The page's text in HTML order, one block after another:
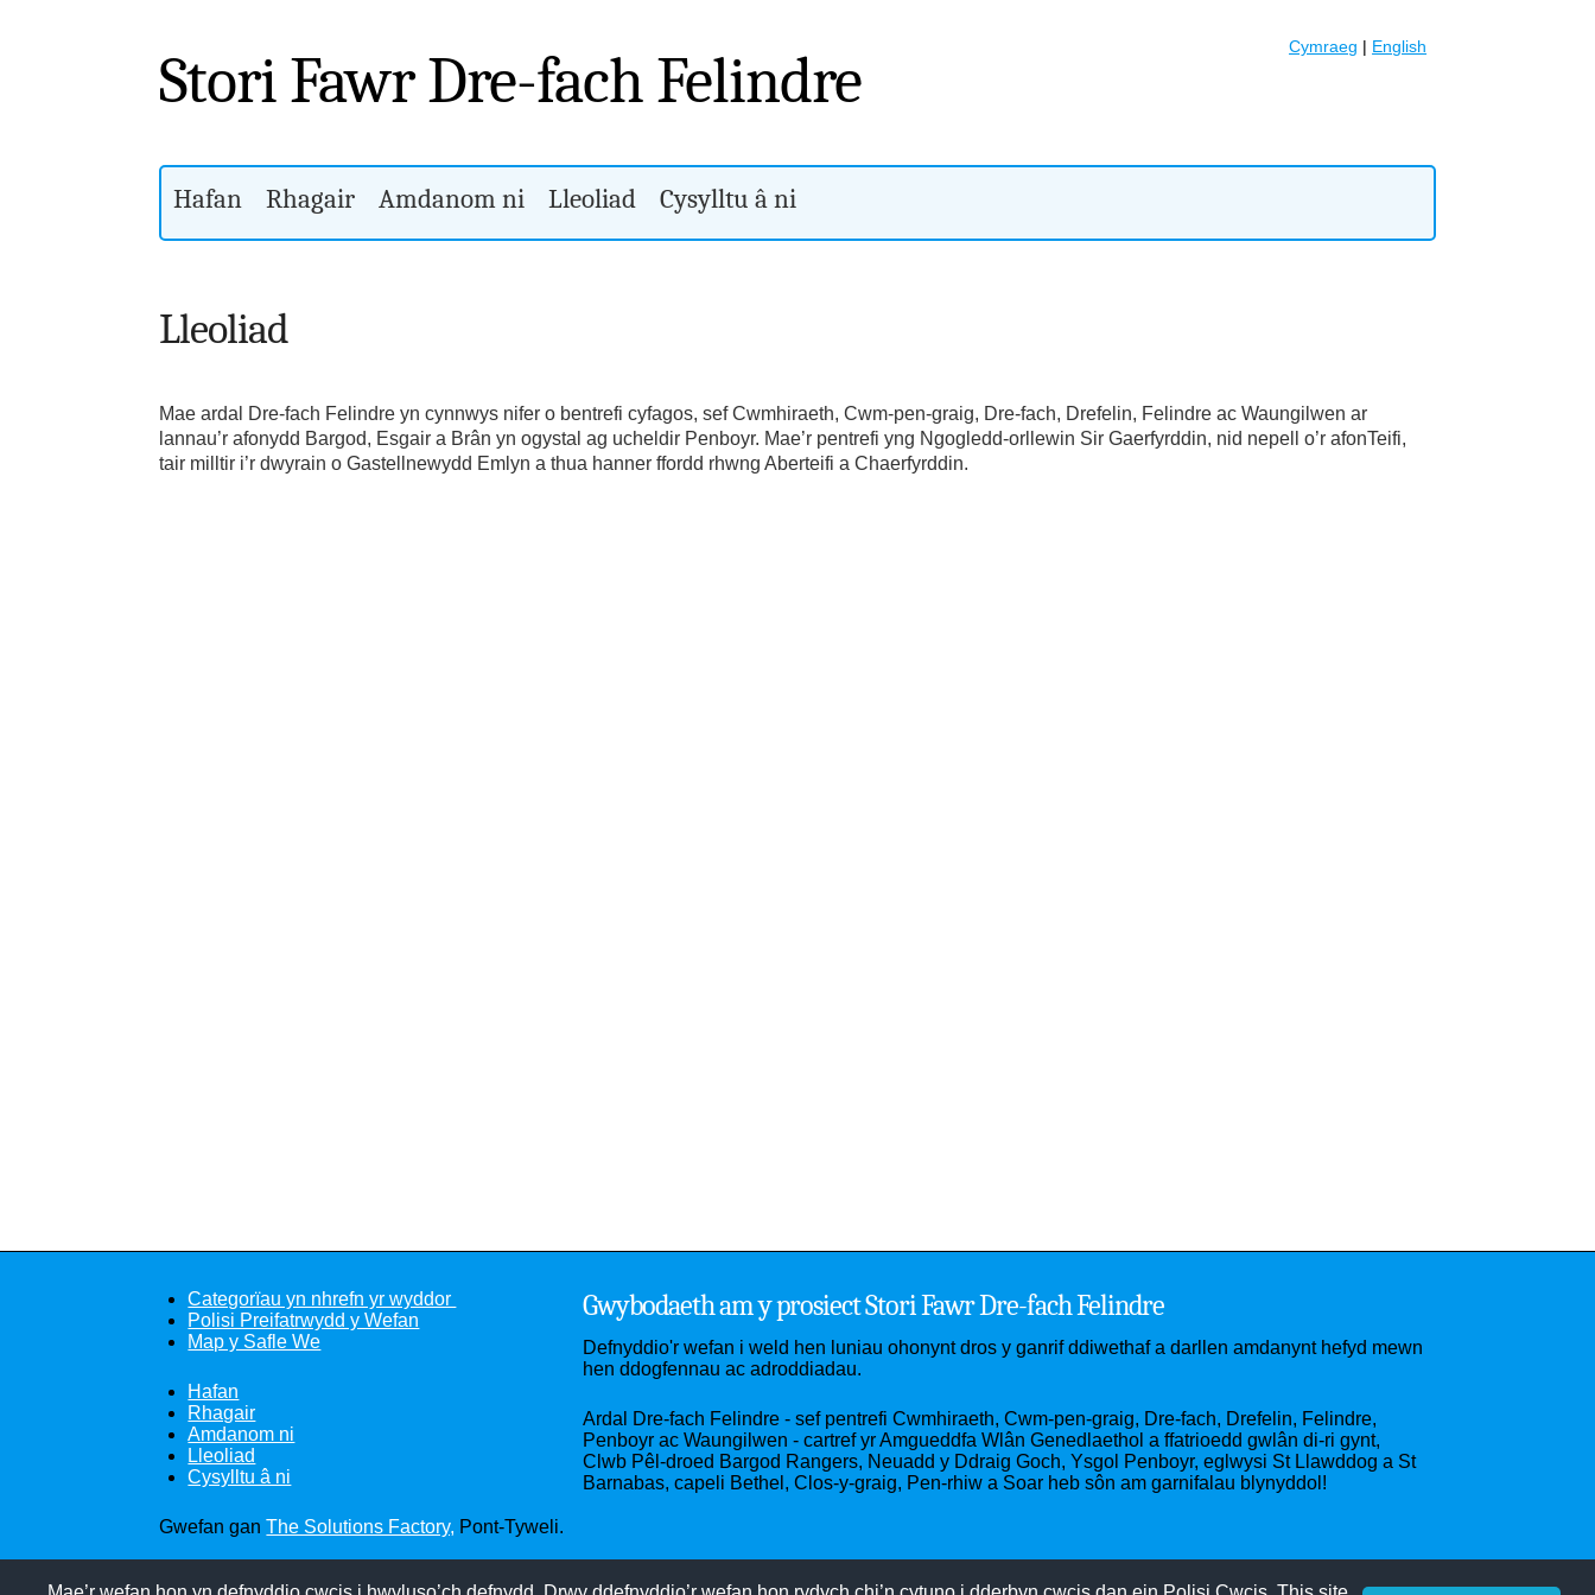
Stori Fawr Dre-fach Felindre Cymraeg | English
Hafan Rhagair Amdanom ni Lleoliad Cysylltu â ni
Lleoliad
Mae ardal Dre-fach Felindre yn cynnwys nifer o bentrefi cyfagos, sef Cwmhiraeth, Cwm-pen-graig, Dre-fach, Drefelin, Felindre ac Waungilwen ar
lannau’r afonydd Bargod, Esgair a Brân yn ogystal ag ucheldir Penboyr. Mae’r pentrefi yng Ngogledd-orllewin Sir Gaerfyrddin, nid nepell o’r afonTeifi,
tair milltir i’r dwyrain o Gastellnewydd Emlyn a thua hanner ffordd rhwng Aberteifi a Chaerfyrddin.
Categorïau yn nhrefn yr wyddor
Polisi Preifatrwydd y Wefan
Map y Safle We
Hafan
Rhagair
Amdanom ni
Lleoliad
Cysylltu â ni
Gwefan ganThe Solutions Factory, Pont-Tyweli.
Gwybodaeth am y prosiect Stori Fawr Dre-fach Felindre
Defnyddio'r wefan i weld hen luniau ohonynt dros y ganrif ddiwethaf a darllen amdanynt hefyd mewn
hen ddogfennau ac adroddiadau.
Ardal Dre-fach Felindre - sef pentrefi Cwmhiraeth, Cwm-pen-graig, Dre-fach, Drefelin, Felindre,
Penboyr ac Waungilwen - cartref yr Amgueddfa Wlân Genedlaethol a ffatrioedd gwlân di-ri gynt,
Clwb Pêl-droed Bargod Rangers, Neuadd y Ddraig Goch, Ysgol Penboyr, eglwysi St Llawddog a St
Barnabas, capeli Bethel, Clos-y-graig, Pen-rhiw a Soar heb sôn am garnifalau blynyddol!